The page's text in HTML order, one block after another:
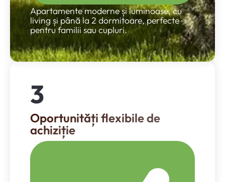
Apartamente moderne și luminoase, cu
living și până la 2 dormitoare, perfecte
pentru familii sau cupluri.
3
Oportunități flexibile de
achiziție